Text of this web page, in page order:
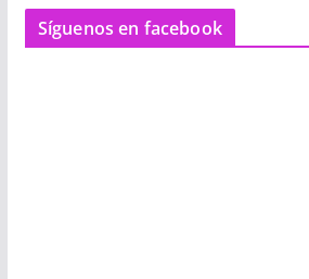
Síguenos en facebook